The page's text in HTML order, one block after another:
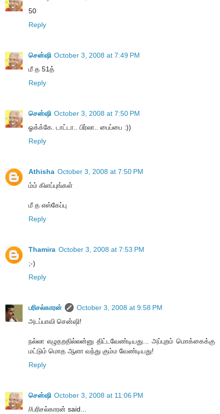
50
Reply
சென்ஷி October 3, 2008 at 7:49 PM
மீ த 51த்
Reply
சென்ஷி October 3, 2008 at 7:50 PM
ஓக்க்கே. டாட்டா.. பிர்லா.. பைப்பை :))
Reply
Athisha October 3, 2008 at 7:50 PM
ம்ம் கிளப்புங்கள்
மீ த எஸ்கேப்பு
Reply
Thamira October 3, 2008 at 7:53 PM
;-)
Reply
பரிசல்காரன்
October 3, 2008 at 9:58 PM
அடப்பாவி சென்ஷி!
நல்லா எழுதறதில்லன்னு திட்டவேண்டியது... அப்புறம் மொக்கைக்கு
மட்டும் மொத ஆளா வந்து கும்ம வேண்டியது!
Reply
சென்ஷி October 3, 2008 at 11:06 PM
//பரிசல்காரன் said...